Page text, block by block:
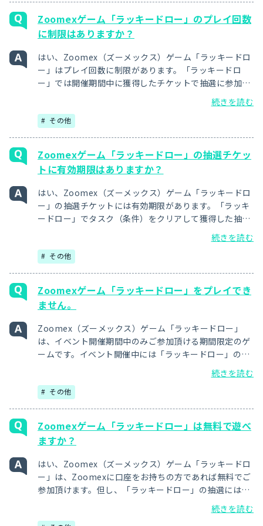
Zoomexゲーム「ラッキードロー」のプレイ回数
に制限はありますか？
はい、Zoomex（ズーメックス）ゲーム「ラッキードロ
ー」はプレイ回数に制限があります。「ラッキードロ
ー」では開催期間中に獲得したチケットで抽選に参加頂
くため、獲得チケット数がプレイ回数の上限となりま
す。尚、クリアできるタスクと、獲得できるチケット数
は、イベント開催ごとに異なります。
続きを読む
その他
Zoomexゲーム「ラッキードロー」の抽選チケッ
トに有効期限はありますか？
はい、Zoomex（ズーメックス）ゲーム「ラッキードロ
ー」の抽選チケットには有効期限があります。「ラッキ
ードロー」でタスク（条件）をクリアして獲得した抽選
チケットは、当該チケットを得た開催期間内のみ有効で
す。次回の開催イベントへ持ち越すことはできませんの
でご注意ください。
続きを読む
その他
Zoomexゲーム「ラッキードロー」をプレイでき
ません。
Zoomex（ズーメックス）ゲーム「ラッキードロー」
は、イベント開催期間中のみご参加頂ける期間限定のゲ
ームです。イベント開催中には「ラッキードロー」のペ
ージに表示される「参加登録」ボタンよりご登録してい
ただくとプレイ可能となります。開催期間外にはプレイ
できませんのでご注意ください。
続きを読む
その他
Zoomexゲーム「ラッキードロー」は無料で遊べ
ますか？
はい、Zoomex（ズーメックス）ゲーム「ラッキードロ
ー」は、Zoomexに口座をお持ちの方であれば無料でご
参加頂けます。但し、「ラッキードロー」の抽選には条
件（タスク）を達成することで得られる抽選チケットが
必要です。チケットの獲得条件は、口座への入金やフレ
続きを読む